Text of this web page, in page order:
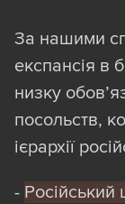
як
на Донбасі
нашій базі
За нашими
експансія в
низку
посольств,
ієрархії
- Російський